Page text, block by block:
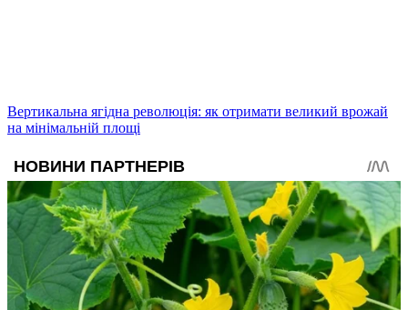
Вертикальна ягідна революція: як отримати великий врожай
на мінімальній площі